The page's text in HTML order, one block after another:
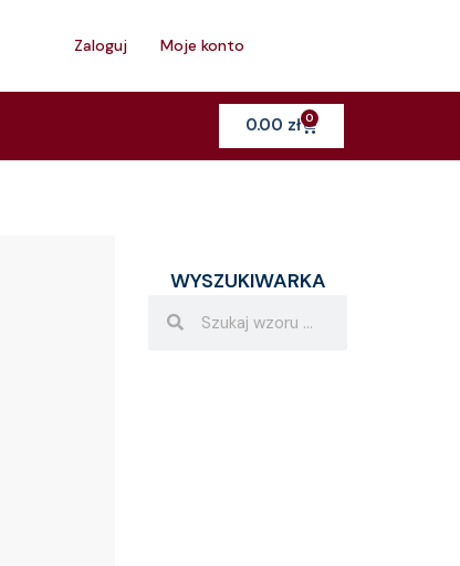
Zaloguj Moje konto
0.00 zł 0Cart
WYSZUKIWARKA